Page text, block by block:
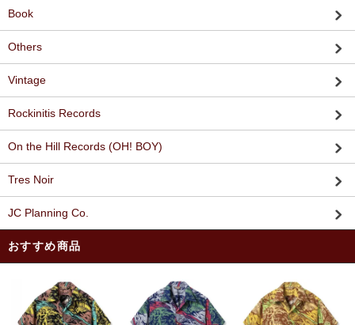
Book
Others
Vintage
Rockinitis Records
On the Hill Records (OH! BOY)
Tres Noir
JC Planning Co.
おすすめ商品